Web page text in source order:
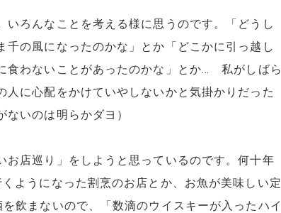
いろんなことを考える様に思うのです。「どうし
千の風になったのかな」とか「どこかに引っ越し
食わないことがあったのかな」とか… 私がしばら
人に心配をかけていやしないかと気掛かりだった
いのは明らかダヨ）
お店巡り」をしようと思っているのです。何十年
ようになった割烹のお店とか、お魚が美味しい定
飲まないので、「数滴のウイスキーが入ったハイ